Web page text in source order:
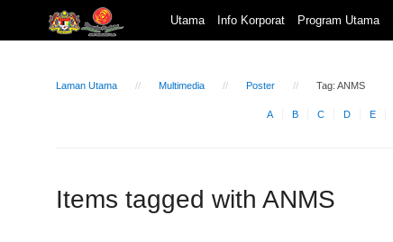
Utama Info Korporat Program Utama
Laman Utama Multimedia Poster Tag: ANMS
A B C D E
Items tagged with ANMS